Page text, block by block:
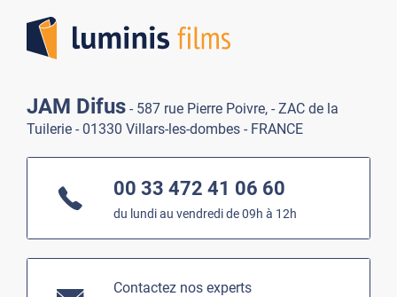
JAM Difus - 587 rue Pierre Poivre, - ZAC de la
Tuilerie - 01330 Villars-les-dombes - FRANCE
00 33 472 41 06 60
du lundi au vendredi de 09h à 12h
Contactez nos experts